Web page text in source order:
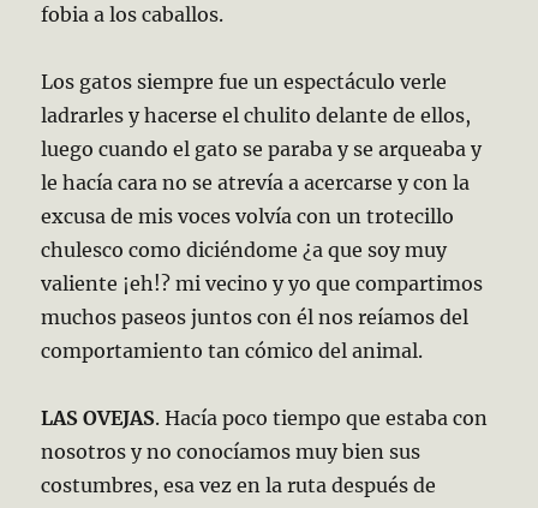
fobia a los caballos.
Los gatos siempre fue un espectáculo verle
ladrarles y hacerse el chulito delante de ellos,
luego cuando el gato se paraba y se arqueaba y
le hacía cara no se atrevía a acercarse y con la
excusa de mis voces volvía con un trotecillo
chulesco como diciéndome ¿a que soy muy
valiente ¡eh!? mi vecino y yo que compartimos
muchos paseos juntos con él nos reíamos del
comportamiento tan cómico del animal.
LAS OVEJAS. Hacía poco tiempo que estaba con
nosotros y no conocíamos muy bien sus
costumbres, esa vez en la ruta después de